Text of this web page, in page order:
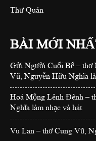
Thư Quán
BÀI MỚI
Gửi Người Cuối Bể – thơ
Vũ, Nguyễn Hữu Nghĩa
Hoá Mộng Lênh Đênh –
Nghĩa làm nhạc và hát
Vu Lan – thơ Cung Vũ,